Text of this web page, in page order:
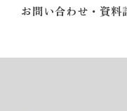
お問い合わせ・資料